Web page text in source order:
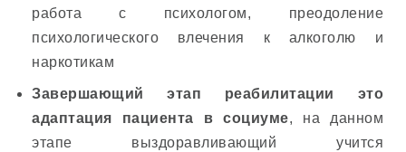
работа с психологом, преодоление
психологического влечения к алкоголю и
наркотикам
Завершающий этап реабилитации это
адаптация пациента в социуме, на данном
этапе выздоравливающий учится